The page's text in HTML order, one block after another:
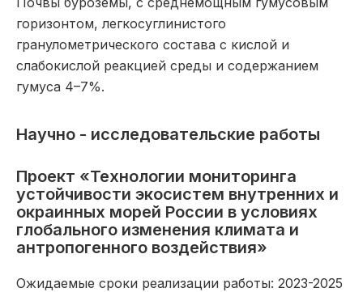
горизонтом, легкосуглинистого
гранулометрического состава с кислой и
слабокислой реакцией среды и содержанием
гумуса 4–7%.
Научно - исследовательские работы
Проект «Технологии мониторинга
устойчивости экосистем внутренних и
окраинных морей России в условиях
глобального изменения климата и
антропогенного воздействия»
Ожидаемые сроки реализации работы: 2023-2025